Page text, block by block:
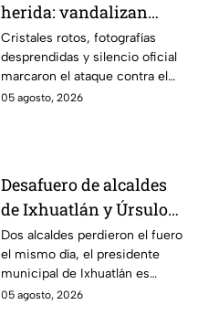
herida: vandalizan
memorial de
desaparecidos en
Veracruz en medio de
crisis
Cristales rotos, fotografías
desprendidas y silencio oficial
marcaron el ataque contra el
memorial de desaparecidos,
05 agosto, 2026
Desafuero de alcaldes
de Ixhuatlán y Úrsulo
Galván: uno de ellos
está implicado en el
asesinato de la
periodista Roxana
Dos alcaldes perdieron el fuero
el mismo día, el presidente
municipal de Ixhuatlán es
investigado por el secuestro y
05 agosto, 2026